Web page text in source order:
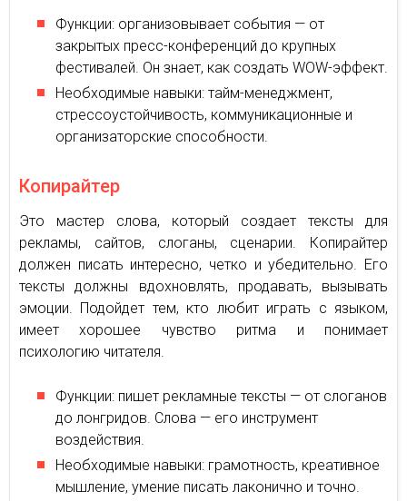
Функции: организовывает события — от
закрытых пресс-конференций до крупных
фестивалей. Он знает, как создать WOW-эффект.
Необходимые навыки: тайм-менеджмент,
стрессоустойчивость, коммуникационные и
организаторские способности.
Копирайтер
Это мастер слова, который создает тексты для
рекламы, сайтов, слоганы, сценарии. Копирайтер
должен писать интересно, четко и убедительно. Его
тексты должны вдохновлять, продавать, вызывать
эмоции. Подойдет тем, кто любит играть с языком,
имеет хорошее чувство ритма и понимает
психологию читателя.
Функции: пишет рекламные тексты — от слоганов
до лонгридов. Слова — его инструмент
воздействия.
Необходимые навыки: грамотность, креативное
мышление, умение писать лаконично и точно.